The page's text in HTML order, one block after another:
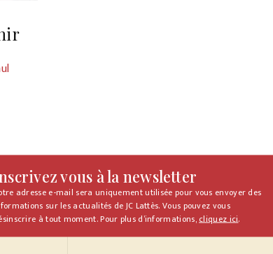
vous à la newsletter
adresse e-mail sera uniquement utilisée pour vous envoyer des
sur les actualités de JC Lattès. Vous pouvez vous
à tout moment. Pour plus d’informations,cliquez ici.